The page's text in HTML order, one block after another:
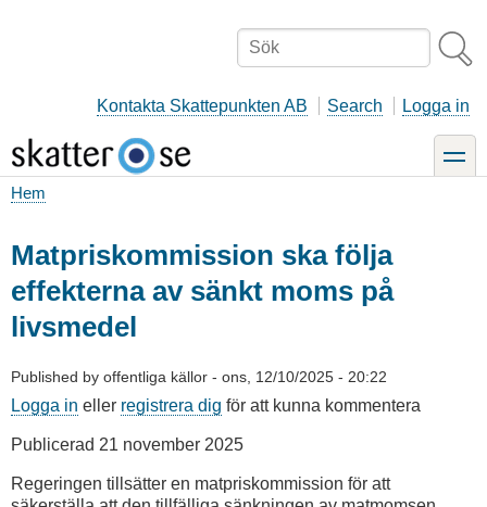
Sök
Kontakta Skattepunkten AB Search Logga in
toggle
Hem
Matpriskommission ska följa
effekterna av sänkt moms på
livsmedel
Published by offentliga källor - ons, 12/10/2025 - 20:22
Logga in eller registrera dig för att kunna kommentera
Publicerad 21 november 2025
Regeringen tillsätter en matpriskommission för att